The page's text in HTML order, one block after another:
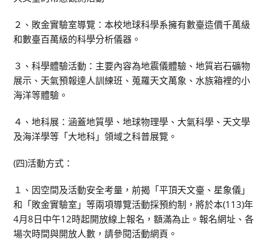
２、敗金實驗室導覽：本校地球科學系擁有數臺造價千萬級
和數臺百萬級的科學分析儀器。
３、科學體驗活動：主要內容為地震儀體驗、地質岩石礦物
展示、天氣預報達人訓練班、蒐羅天文萬象、水族箱裡的小
海洋等體驗。
４、地科展：涵蓋地質學、地球物理學、大氣科學、天文學
及海洋學等「大地科」領域之科普展覽。
(四)活動方式：
１、因空間及活動安全考量，前揭「平頂天文臺、星象儀」
和「敗金實驗室」等兩項導覽活動採預約制，將於本(113)年
4月8日中午12時起開放線上報名，額滿為止。報名網址、各
場次時間與開放人數，請參閱活動網頁。